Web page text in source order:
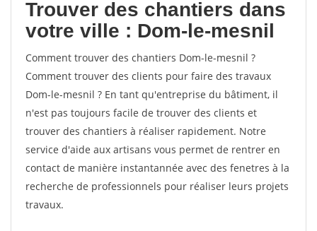
Trouver des chantiers dans
votre ville : Dom-le-mesnil
Comment trouver des chantiers Dom-le-mesnil ?
Comment trouver des clients pour faire des travaux
Dom-le-mesnil ? En tant qu'entreprise du bâtiment, il
n'est pas toujours facile de trouver des clients et
trouver des chantiers à réaliser rapidement. Notre
service d'aide aux artisans vous permet de rentrer en
contact de manière instantannée avec des fenetres à la
recherche de professionnels pour réaliser leurs projets
travaux.